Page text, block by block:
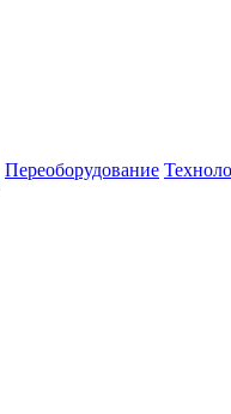
Переоборудование